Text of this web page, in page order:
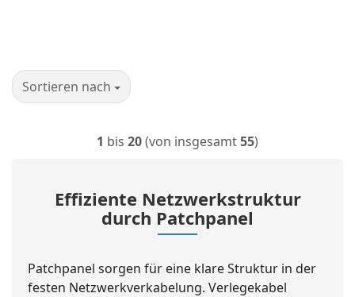
Sortieren nach
Sortieren nach
1 bis 20(von insgesamt55)
Effiziente Netzwerkstruktur
durch Patchpanel
Patchpanel sorgen für eine klare Struktur in der
festen Netzwerkverkabelung. Verlegekabel